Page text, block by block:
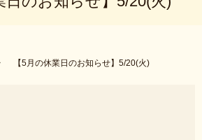
【5月の休業日のお知らせ】5/20(火)